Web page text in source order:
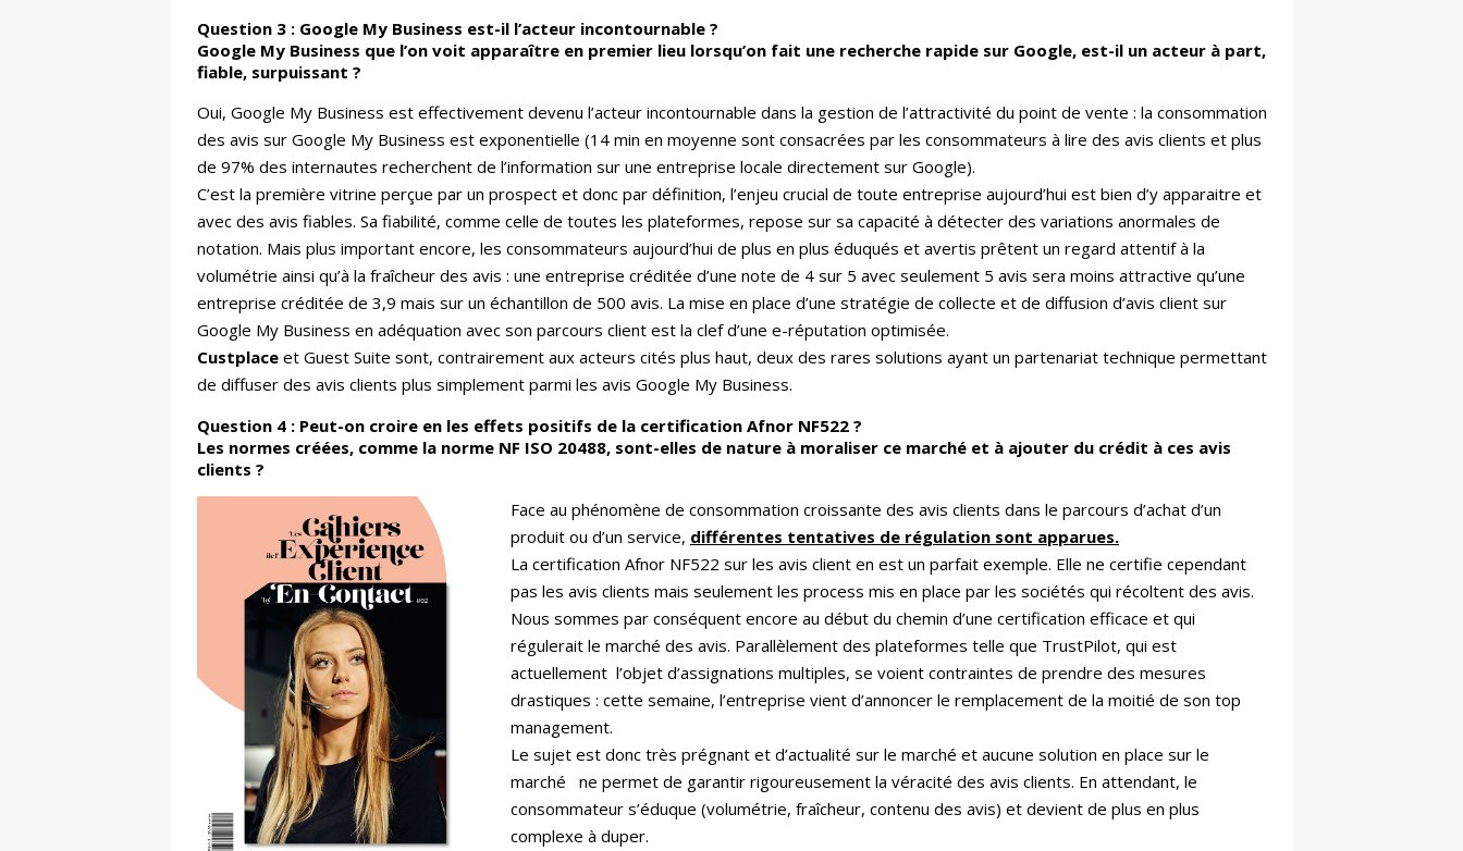
Question 3 : Google My Business est-il l’acteur incontournable ?
Google My Business que l’on voit apparaître en premier lieu lorsqu’on fait une recherche rapide sur Google, est-il un acteur à part,
fiable, surpuissant ?
Oui, Google My Business est effectivement devenu l’acteur incontournable dans la gestion de l’attractivité du point de vente : la consommation
des avis sur Google My Business est exponentielle (14 min en moyenne sont consacrées par les consommateurs à lire des avis clients et plus
de 97% des internautes recherchent de l’information sur une entreprise locale directement sur Google).
C’est la première vitrine perçue par un prospect et donc par définition, l’enjeu crucial de toute entreprise aujourd’hui est bien d’y apparaitre et
avec des avis fiables. Sa fiabilité, comme celle de toutes les plateformes, repose sur sa capacité à détecter des variations anormales de
notation. Mais plus important encore, les consommateurs aujourd’hui de plus en plus éduqués et avertis prêtent un regard attentif à la
volumétrie ainsi qu’à la fraîcheur des avis : une entreprise créditée d’une note de 4 sur 5 avec seulement 5 avis sera moins attractive qu’une
entreprise créditée de 3,9 mais sur un échantillon de 500 avis. La mise en place d’une stratégie de collecte et de diffusion d’avis client sur
Google My Business en adéquation avec son parcours client est la clef d’une e-réputation optimisée.
Custplace et Guest Suite sont, contrairement aux acteurs cités plus haut, deux des rares solutions ayant un partenariat technique permettant
de diffuser des avis clients plus simplement parmi les avis Google My Business.
Question 4 : Peut-on croire en les effets positifs de la certification Afnor NF522 ?
Les normes créées, comme la norme NF ISO 20488, sont-elles de nature à moraliser ce marché et à ajouter du crédit à ces avis
clients ?
Face au phénomène de consommation croissante des avis clients dans le parcours d’achat d’un
produit ou d’un service, différentes tentatives de régulation sont apparues.
La certification Afnor NF522 sur les avis client en est un parfait exemple. Elle ne certifie cependant
pas les avis clients mais seulement les process mis en place par les sociétés qui récoltent des avis.
Nous sommes par conséquent encore au début du chemin d’une certification efficace et qui
régulerait le marché des avis. Parallèlement des plateformes telle que TrustPilot, qui est
actuellement l’objet d’assignations multiples, se voient contraintes de prendre des mesures
drastiques : cette semaine, l’entreprise vient d’annoncer le remplacement de la moitié de son top
management.
Le sujet est donc très prégnant et d’actualité sur le marché et aucune solution en place sur le
marché ne permet de garantir rigoureusement la véracité des avis clients. En attendant, le
consommateur s’éduque (volumétrie, fraîcheur, contenu des avis) et devient de plus en plus
complexe à duper.